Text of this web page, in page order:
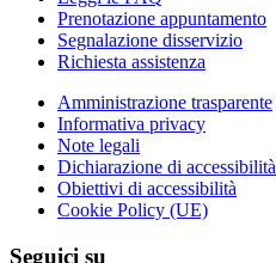
Prenotazione appuntamento
Segnalazione disservizio
Richiesta assistenza
Amministrazione trasparente
Informativa privacy
Note legali
Dichiarazione di accessibilità
Obiettivi di accessibilità
Cookie Policy (UE)
Seguici su